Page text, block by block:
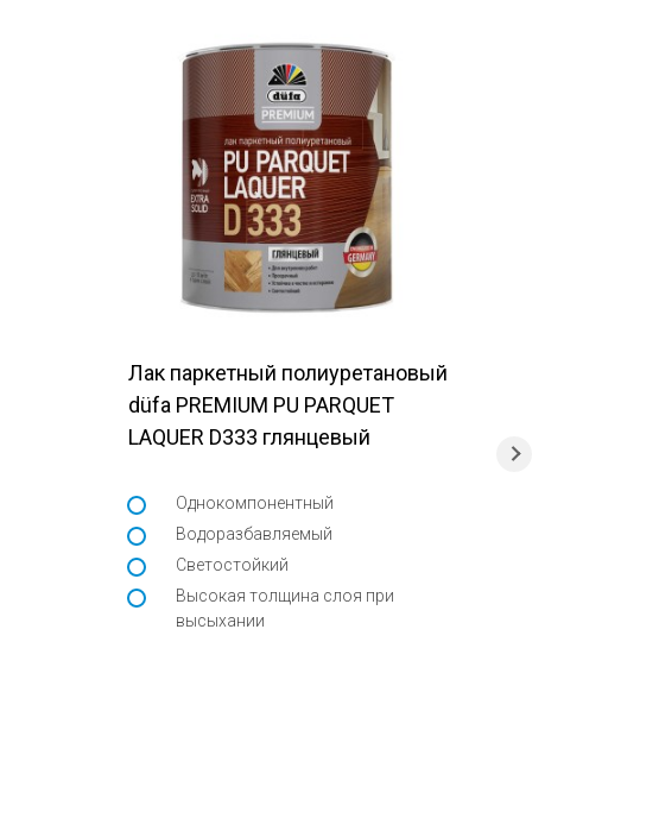
Лак паркетный полиуретановый
düfa PREMIUM PU PARQUET
LAQUER D333 глянцевый
Однокомпонентный
Водоразбавляемый
Светостойкий
Высокая толщина слоя при
высыхании